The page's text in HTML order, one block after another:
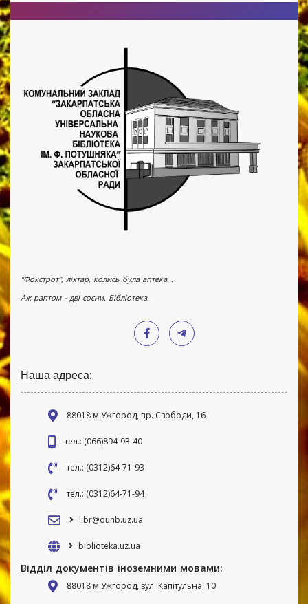
"Фокстрот", ліхтар, колись була аптека...
Аж раптом - дві сосни. Бібліотека.
Наша адреса:
88018 м Ужгород, пр. Свободи, 16
тел.: (066)894-93-40
тел.: (0312)64-71-93
тел.: (0312)64-71-94
libr@ounb.uz.ua
biblioteka.uz.ua
Відділ документів іноземними мовами:
88018 м Ужгород, вул. Капітульна, 10